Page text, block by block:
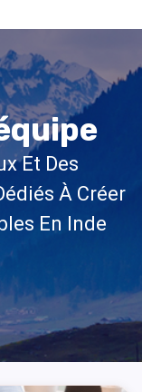
Et Des
À Créer
En Inde